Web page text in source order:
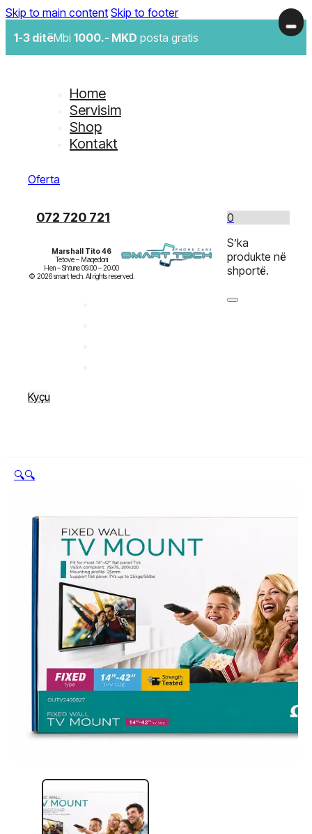
Skip to main content Skip to footer
1-3 ditëMbi 1000.- MKD posta gratis
Home
Servisim
Shop
Kontakt
Oferta
072 720 721
Marshall Tito 46
Tetove – Maqedoni
Hen – Shtune 09:00 – 20:00
Kyçu
0
S’ka
produkte në
shportë.
🔍🔍